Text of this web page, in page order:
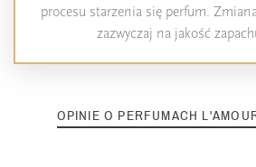
procesu starzenia się perfum.
zazwyczaj na jakość
OPINIE O PERFUMACH